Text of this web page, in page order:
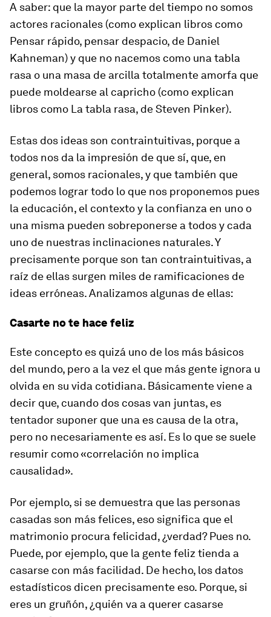
A saber: que la mayor parte del tiempo no somos
actores racionales (como explican libros como
Pensar rápido, pensar despacio, de Daniel
Kahneman) y que no nacemos como una tabla
rasa o una masa de arcilla totalmente amorfa que
puede moldearse al capricho (como explican
libros como La tabla rasa, de Steven Pinker).
Estas dos ideas son contraintuitivas, porque a
todos nos da la impresión de que sí, que, en
general, somos racionales, y que también que
podemos lograr todo lo que nos proponemos pues
la educación, el contexto y la confianza en uno o
una misma pueden sobreponerse a todos y cada
uno de nuestras inclinaciones naturales. Y
precisamente porque son tan contraintuitivas, a
raíz de ellas surgen miles de ramificaciones de
ideas erróneas. Analizamos algunas de ellas:
Casarte no te hace feliz
Este concepto es quizá uno de los más básicos
del mundo, pero a la vez el que más gente ignora u
olvida en su vida cotidiana. Básicamente viene a
decir que, cuando dos cosas van juntas, es
tentador suponer que una es causa de la otra,
pero no necesariamente es así. Es lo que se suele
resumir como «correlación no implica
causalidad».
Por ejemplo, si se demuestra que las personas
casadas son más felices, eso significa que el
matrimonio procura felicidad, ¿verdad? Pues no.
Puede, por ejemplo, que la gente feliz tienda a
casarse con más facilidad. De hecho, los datos
estadísticos dicen precisamente eso. Porque, si
eres un gruñón, ¿quién va a querer casarse